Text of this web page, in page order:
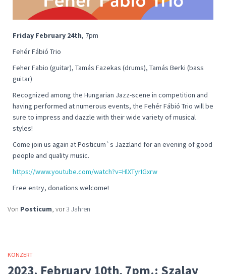
Friday February 24th, 7pm
Fehér Fábió Trio
Feher Fabio (guitar), Tamás Fazekas (drums), Tamás Berki (bass
guitar)
Recognized among the Hungarian Jazz-scene in competition and
having performed at numerous events, the Fehér Fábió Trio will be
sure to impress and dazzle with their wide variety of musical
styles!
Come join us again at Posticum`s Jazzland for an evening of good
people and quality music.
https://www.youtube.com/watch?v=HlXTyrIGxrw
Free entry, donations welcome!
Von Posticum, vor3 Jahren
KONZERT
2023. February 10th, 7pm.: Szalay